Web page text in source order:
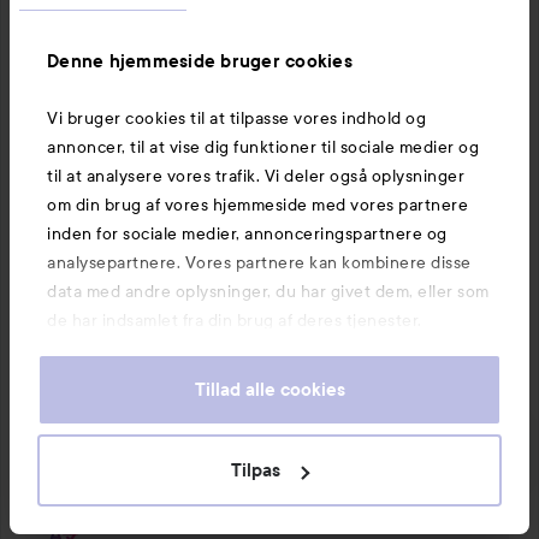
Denne hjemmeside bruger cookies
Vi bruger cookies til at tilpasse vores indhold og
annoncer, til at vise dig funktioner til sociale medier og
til at analysere vores trafik. Vi deler også oplysninger
om din brug af vores hjemmeside med vores partnere
inden for sociale medier, annonceringspartnere og
analysepartnere. Vores partnere kan kombinere disse
data med andre oplysninger, du har givet dem, eller som
de har indsamlet fra din brug af deres tjenester.
Tillad alle cookies
Tilpas
Oversat fra svensk
1 PRODUKTER I POSTEN THE ALL NIGHTER SETTING SPRAY
139 visninger
J’s SkönhetsHörna
😍😍